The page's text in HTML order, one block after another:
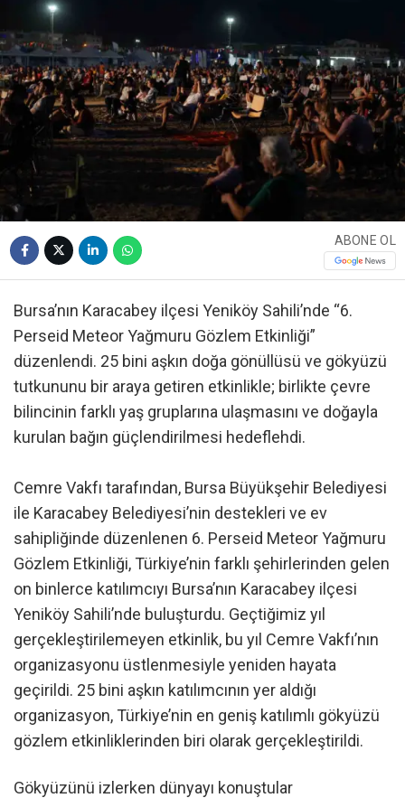
ABONE OL
Bursa’nın Karacabey ilçesi Yeniköy Sahili’nde “6.
Perseid Meteor Yağmuru Gözlem Etkinliği”
düzenlendi. 25 bini aşkın doğa gönüllüsü ve gökyüzü
tutkununu bir araya getiren etkinlikle; birlikte çevre
bilincinin farklı yaş gruplarına ulaşmasını ve doğayla
kurulan bağın güçlendirilmesi hedeflehdi.
Cemre Vakfı tarafından, Bursa Büyükşehir Belediyesi
ile Karacabey Belediyesi’nin destekleri ve ev
sahipliğinde düzenlenen 6. Perseid Meteor Yağmuru
Gözlem Etkinliği, Türkiye’nin farklı şehirlerinden gelen
on binlerce katılımcıyı Bursa’nın Karacabey ilçesi
Yeniköy Sahili’nde buluşturdu. Geçtiğimiz yıl
gerçekleştirilemeyen etkinlik, bu yıl Cemre Vakfı’nın
organizasyonu üstlenmesiyle yeniden hayata
geçirildi. 25 bini aşkın katılımcının yer aldığı
organizasyon, Türkiye’nin en geniş katılımlı gökyüzü
gözlem etkinliklerinden biri olarak gerçekleştirildi.
Gökyüzünü izlerken dünyayı konuştular